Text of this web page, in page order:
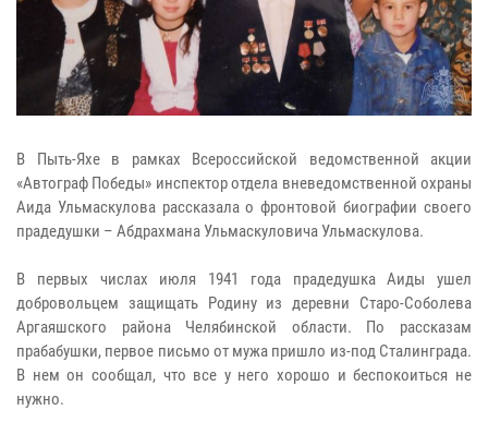
В Пыть-Яхе в рамках Всероссийской ведомственной акции
«Автограф Победы» инспектор отдела вневедомственной охраны
Аида Ульмаскулова рассказала о фронтовой биографии своего
прадедушки – Абдрахмана Ульмаскуловича Ульмаскулова.
В первых числах июля 1941 года прадедушка Аиды ушел
добровольцем защищать Родину из деревни Старо-Соболева
Аргаяшского района Челябинской области. По рассказам
прабабушки, первое письмо от мужа пришло из-под Сталинграда.
В нем он сообщал, что все у него хорошо и беспокоиться не
нужно.